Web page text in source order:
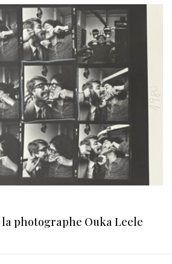
la photographe Ouka Leele